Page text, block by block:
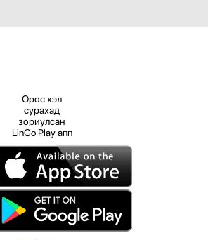
Орос хэл
сурахад
зориулсан
LinGo Play апп